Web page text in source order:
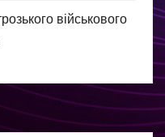
військового